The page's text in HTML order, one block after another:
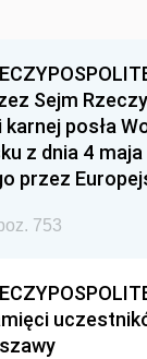
Sejm
posła
z dnia 4
przez
753